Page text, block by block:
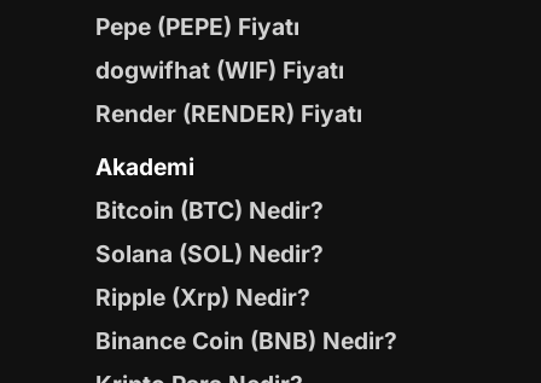
Pepe (PEPE) Fiyatı
dogwifhat (WIF) Fiyatı
Render (RENDER) Fiyatı
Akademi
Bitcoin (BTC) Nedir?
Solana (SOL) Nedir?
Ripple (Xrp) Nedir?
Binance Coin (BNB) Nedir?